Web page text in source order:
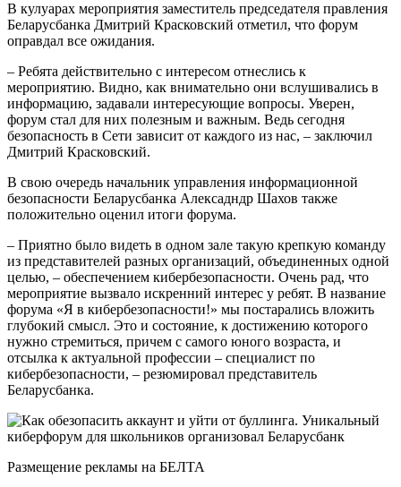
В кулуарах мероприятия заместитель председателя правления
Беларусбанка Дмитрий Красковский отметил, что форум
оправдал все ожидания.
– Ребята действительно с интересом отнеслись к
мероприятию. Видно, как внимательно они вслушивались в
информацию, задавали интересующие вопросы. Уверен,
форум стал для них полезным и важным. Ведь сегодня
безопасность в Сети зависит от каждого из нас, – заключил
Дмитрий Красковский.
В свою очередь начальник управления информационной
безопасности Беларусбанка Алексадндр Шахов также
положительно оценил итоги форума.
– Приятно было видеть в одном зале такую крепкую команду
из представителей разных организаций, объединенных одной
целью, – обеспечением кибербезопасности. Очень рад, что
мероприятие вызвало искренний интерес у ребят. В название
форума «Я в кибербезопасности!» мы постарались вложить
глубокий смысл. Это и состояние, к достижению которого
нужно стремиться, причем с самого юного возраста, и
отсылка к актуальной профессии – специалист по
кибербезопасности, – резюмировал представитель
Беларусбанка.
Размещение рекламы на БЕЛТА